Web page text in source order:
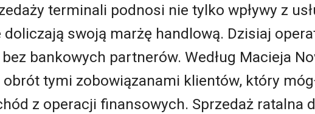
terminali podnosi nie tylko wpływy z
doliczają swoją marżę handlową. Dzisiaj
bankowych partnerów. Według Macieja
tymi zobowiązanami klientów, który
z operacji finansowych. Sprzedaż ratalna